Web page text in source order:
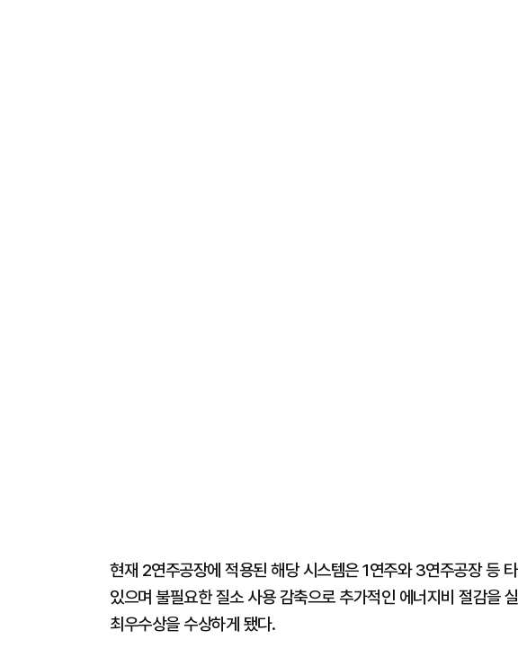
현재 2연주공장에 적용된 해당 시스템은 1연주와 3연주공장 등
있으며 불필요한 질소 사용 감축으로 추가적인 에너지비 절감을
최우수상을 수상하게 됐다.